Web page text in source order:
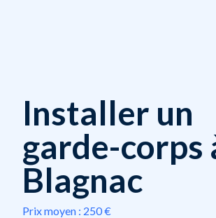
Installer un
garde-corps
Blagnac
Prix moyen : 250 €